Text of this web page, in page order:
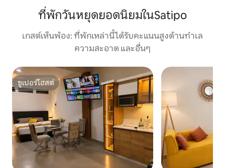
ที่พักวันหยุดยอดนิยมในSatipo
เกสต์เห็นพ้อง: ที่พักเหล่านี้ได้รับคะแนนสูงด้านทำเล
ความสะอาด และอื่นๆ
ซูเปอร์โฮสต์
ซูเปอร์โฮสต์